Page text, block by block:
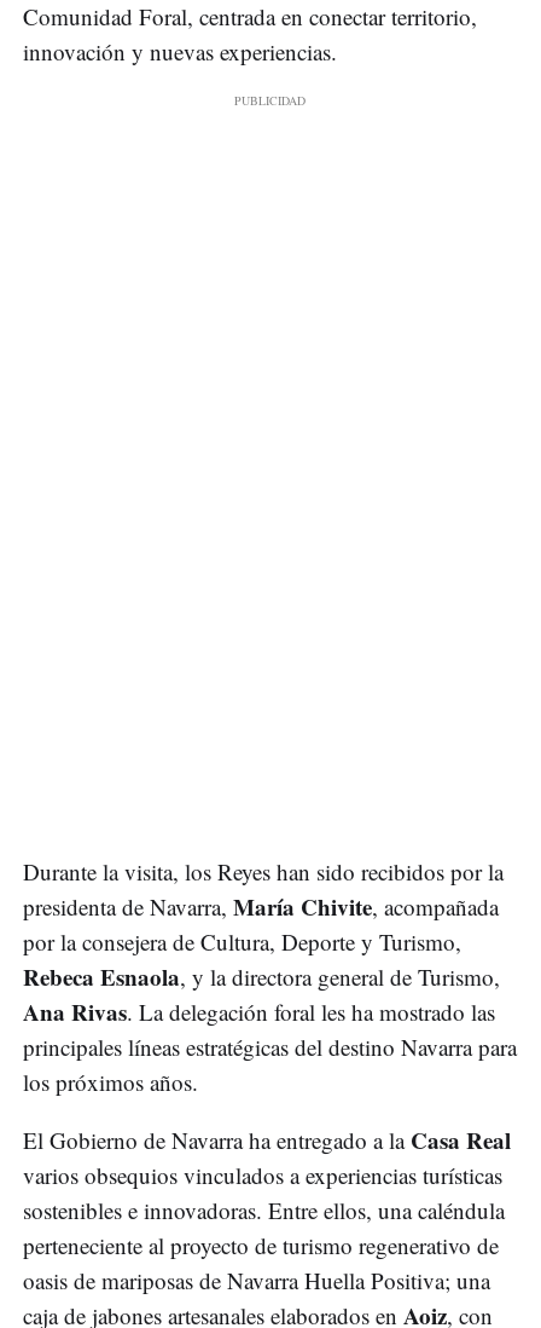
Comunidad Foral, centrada en conectar territorio,
innovación y nuevas experiencias.
Durante la visita, los Reyes han sido recibidos por la
presidenta de Navarra, María Chivite, acompañada
por la consejera de Cultura, Deporte y Turismo,
Rebeca Esnaola, y la directora general de Turismo,
Ana Rivas. La delegación foral les ha mostrado las
principales líneas estratégicas del destino Navarra para
los próximos años.
El Gobierno de Navarra ha entregado a la Casa Real
varios obsequios vinculados a experiencias turísticas
sostenibles e innovadoras. Entre ellos, una caléndula
perteneciente al proyecto de turismo regenerativo de
oasis de mariposas de Navarra Huella Positiva; una
caja de jabones artesanales elaborados en Aoiz, con